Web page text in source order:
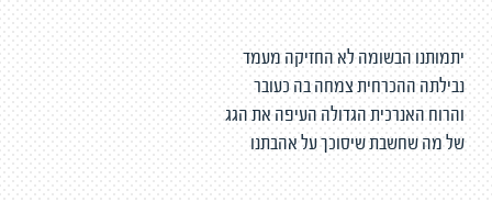
יתמותנו הבשומה לא החזיקה מעמד
נבילתה ההכרחית צמחה בה כעובר
והרוח האנרכית הגדולה העיפה את הגג
של מה שחשבת שיסוכך על אהבתנו